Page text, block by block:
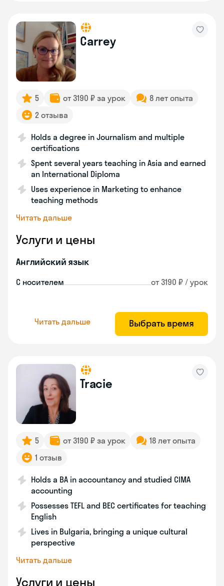
Carrey
5 от 3190 ₽ за урок
8 лет опыта
2 отзыва
Holds a degree in Journalism and multiple
certifications
Spent several years teaching in Asia and earned
an International Diploma
Uses experience in Marketing to enhance
teaching methods
Читать дальше
Услуги и цены
Английский язык
С носителем от 3190 ₽ / урок
Читать дальше Выбрать время
Tracie
5 от 3190 ₽ за урок
18 лет опыта
1 отзыв
Holds a BA in accountancy and studied CIMA
accounting
Possesses TEFL and BEC certificates for teaching
English
Lives in Bulgaria, bringing a unique cultural
perspective
Читать дальше
Услуги и цены